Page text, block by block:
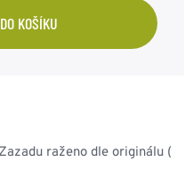
KOŠÍKU
raženo dle originálu (